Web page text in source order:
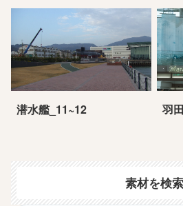
潜水艦_11~12 羽
素材を検索